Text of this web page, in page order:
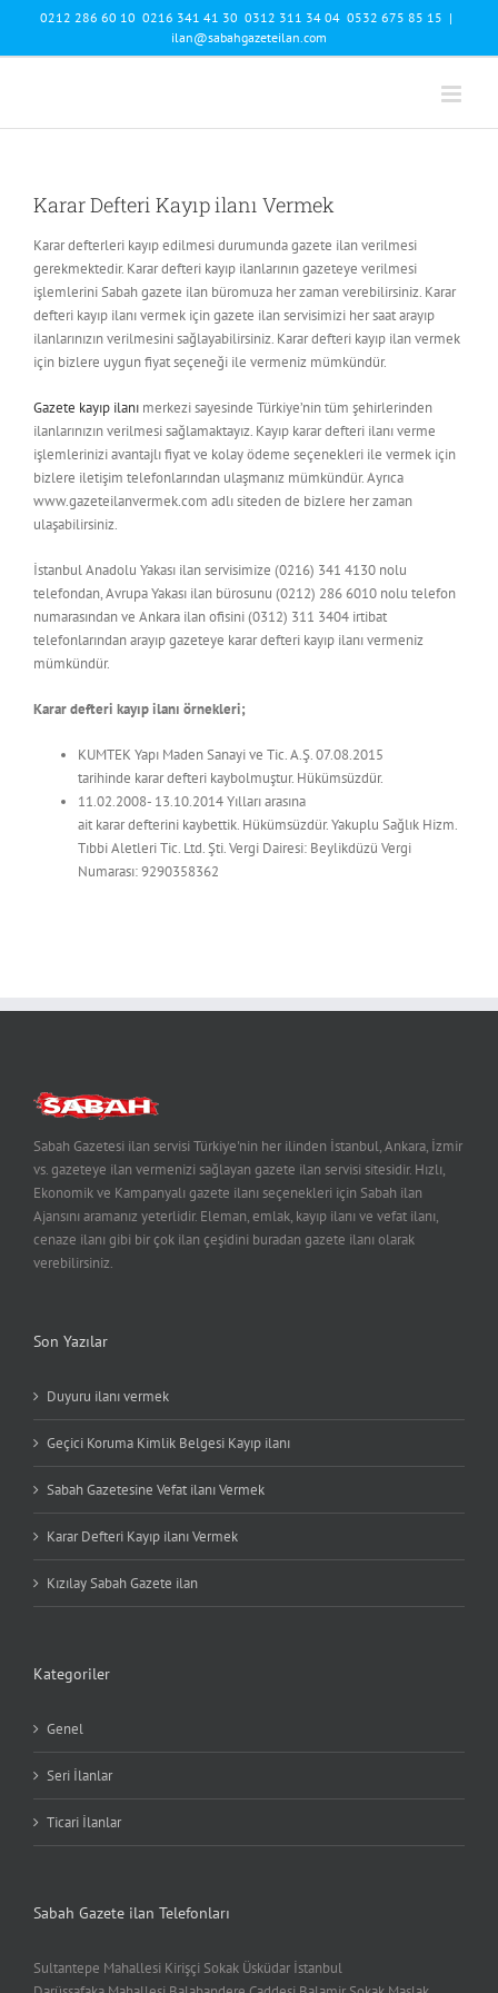
content
0212 286 60 10 0216 341 41 30 0312 311 34 04 0532 675 85 15 |
ilan@sabahgazeteilan.com
Karar Defteri Kayıp ilanı Vermek
Karar defterleri kayıp edilmesi durumunda gazete ilan verilmesi
gerekmektedir. Karar defteri kayıp ilanlarının gazeteye verilmesi
işlemlerini Sabah gazete ilan büromuza her zaman verebilirsiniz. Karar
defteri kayıp ilanı vermek için gazete ilan servisimizi her saat arayıp
ilanlarınızın verilmesini sağlayabilirsiniz. Karar defteri kayıp ilan vermek
için bizlere uygun fiyat seçeneği ile vermeniz mümkündür.
Gazete kayıp ilanı merkezi sayesinde Türkiye’nin tüm şehirlerinden
ilanlarınızın verilmesi sağlamaktayız. Kayıp karar defteri ilanı verme
işlemlerinizi avantajlı fiyat ve kolay ödeme seçenekleri ile vermek için
bizlere iletişim telefonlarından ulaşmanız mümkündür. Ayrıca
www.gazeteilanvermek.com adlı siteden de bizlere her zaman
ulaşabilirsiniz.
İstanbul Anadolu Yakası ilan servisimize (0216) 341 4130 nolu
telefondan, Avrupa Yakası ilan bürosunu (0212) 286 6010 nolu telefon
numarasından ve Ankara ilan ofisini (0312) 311 3404 irtibat
telefonlarından arayıp gazeteye karar defteri kayıp ilanı vermeniz
mümkündür.
Karar defteri kayıp ilanı örnekleri;
KUMTEK Yapı Maden Sanayi ve Tic. A.Ş. 07.08.2015
tarihinde karar defteri kaybolmuştur. Hükümsüzdür.
11.02.2008- 13.10.2014 Yılları arasına
ait karar defterini kaybettik. Hükümsüzdür. Yakuplu Sağlık Hizm.
Tıbbi Aletleri Tic. Ltd. Şti. Vergi Dairesi: Beylikdüzü Vergi
Numarası: 9290358362
Sabah Gazetesi ilan servisi Türkiye'nin her ilinden İstanbul, Ankara, İzmir
vs. gazeteye ilan vermenizi sağlayan gazete ilan servisi sitesidir. Hızlı,
Ekonomik ve Kampanyalı gazete ilanı seçenekleri için Sabah ilan
Ajansını aramanız yeterlidir. Eleman, emlak, kayıp ilanı ve vefat ilanı,
cenaze ilanı gibi bir çok ilan çeşidini buradan gazete ilanı olarak
verebilirsiniz.
Son Yazılar
Duyuru ilanı vermek
Geçici Koruma Kimlik Belgesi Kayıp ilanı
Sabah Gazetesine Vefat ilanı Vermek
Karar Defteri Kayıp ilanı Vermek
Kızılay Sabah Gazete ilan
Kategoriler
Genel
Seri İlanlar
Ticari İlanlar
Sabah Gazete ilan Telefonları
Sultantepe Mahallesi Kirişçi Sokak Üsküdar İstanbul